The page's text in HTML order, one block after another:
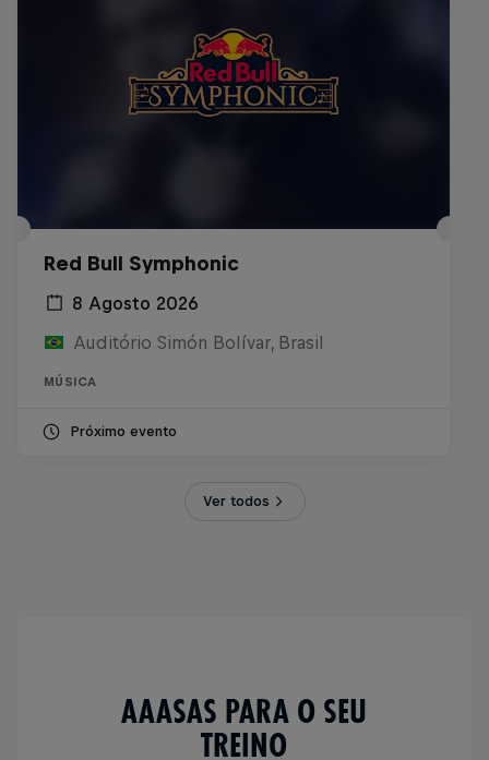
Red Bull Symphonic
8 Agosto 2026
Auditório Simón Bolívar, Brasil
MÚSICA
Próximo evento
Ver todos